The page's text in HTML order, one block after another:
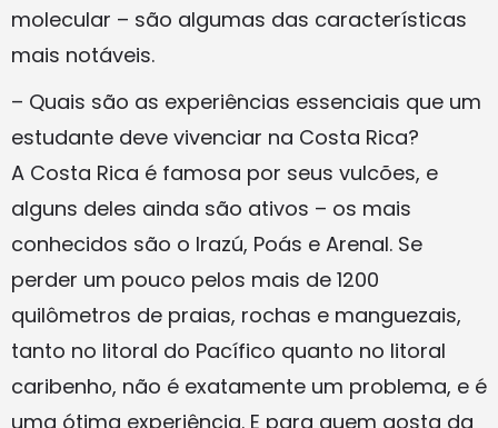
molecular – são algumas das características
mais notáveis.
– Quais são as experiências essenciais que um
estudante deve vivenciar na Costa Rica?
A Costa Rica é famosa por seus vulcões, e
alguns deles ainda são ativos – os mais
conhecidos são o Irazú, Poás e Arenal. Se
perder um pouco pelos mais de 1200
quilômetros de praias, rochas e manguezais,
tanto no litoral do Pacífico quanto no litoral
caribenho, não é exatamente um problema, e é
uma ótima experiência. E para quem gosta da